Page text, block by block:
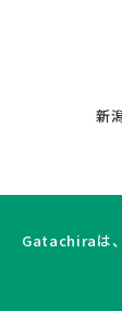
新
Gatachiraは、